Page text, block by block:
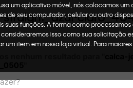
um aplicativo móvel, nós colocamos
de seu computador, celular ou outro
funções. A forma como
isso como sua
item em nossa loja virtual. Para
straight_azul-